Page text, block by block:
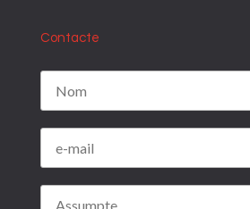
Contacte
Por favor, deja este campo vacío.